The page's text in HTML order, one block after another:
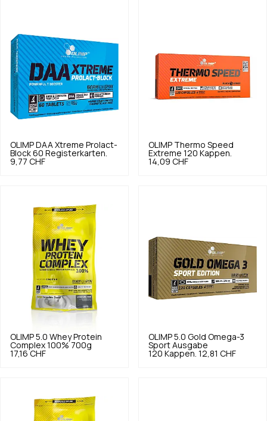
OLIMP DAA Xtreme Prolact-
Block 60 Registerkarten.
9,77 CHF
OLIMP Thermo Speed
Extreme 120 Kappen.
14,09 CHF
OLIMP 5.0 Whey Protein
Complex 100% 700g
17,16 CHF
OLIMP 5.0 Gold Omega-3
Sport Ausgabe
120 Kappen. 12,81 CHF